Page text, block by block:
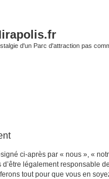
d'un Parc d'attraction pas
ci-après par « nous », «
d’être légalement responsable
tout pour que vous en